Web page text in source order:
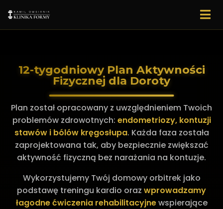
12-tygodniowy Plan Aktywności
Fizycznej dla Doroty
Plan został opracowany z uwzględnieniem Twoich
problemów zdrowotnych: endometriozy, kontuzji
stawów i bólów kręgosłupa. Każda faza została
zaprojektowana tak, aby bezpiecznie zwiększać
aktywność fizyczną bez narażania na kontuzje.
Wykorzystujemy Twój domowy orbitrek jako
podstawę treningu kardio oraz wprowadzamy
łagodne ćwiczenia rehabilitacyjnewspierające